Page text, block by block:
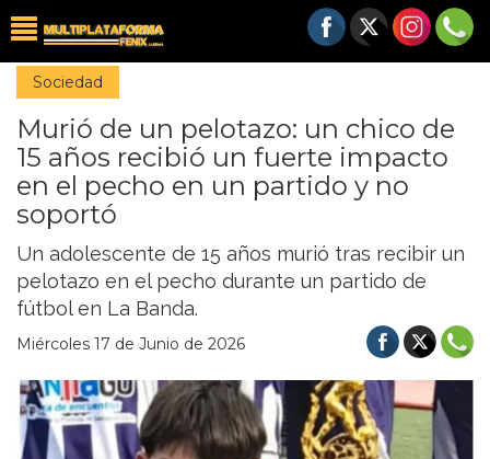
Sociedad
Murió de un pelotazo: un chico de
15 años recibió un fuerte impacto
en el pecho en un partido y no
soportó
Un adolescente de 15 años murió tras recibir un
pelotazo en el pecho durante un partido de
fútbol en La Banda.
Miércoles 17 de Junio de 2026